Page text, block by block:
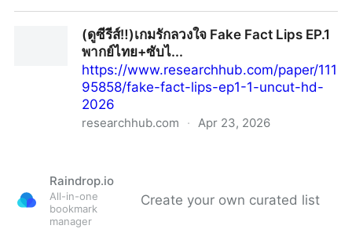
(ดูซีรีส์‼️)เกมรักลวงใจ Fake Fact Lips EP.1
พากย์ไทย+ซับไ...
https://www.researchhub.com/paper/111
95858/fake-fact-lips-ep1-1-uncut-hd-
2026
researchhub.com · Apr 23, 2026
Raindrop.io
All-in-one
bookmark
manager
Create your own curated list